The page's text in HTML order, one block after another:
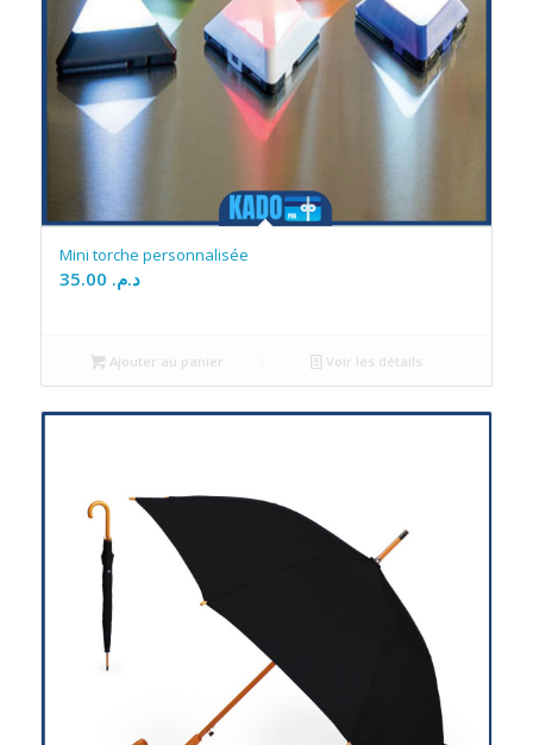
Mini torche personnalisée
د.م.
Ajouter au panier Voir les détails